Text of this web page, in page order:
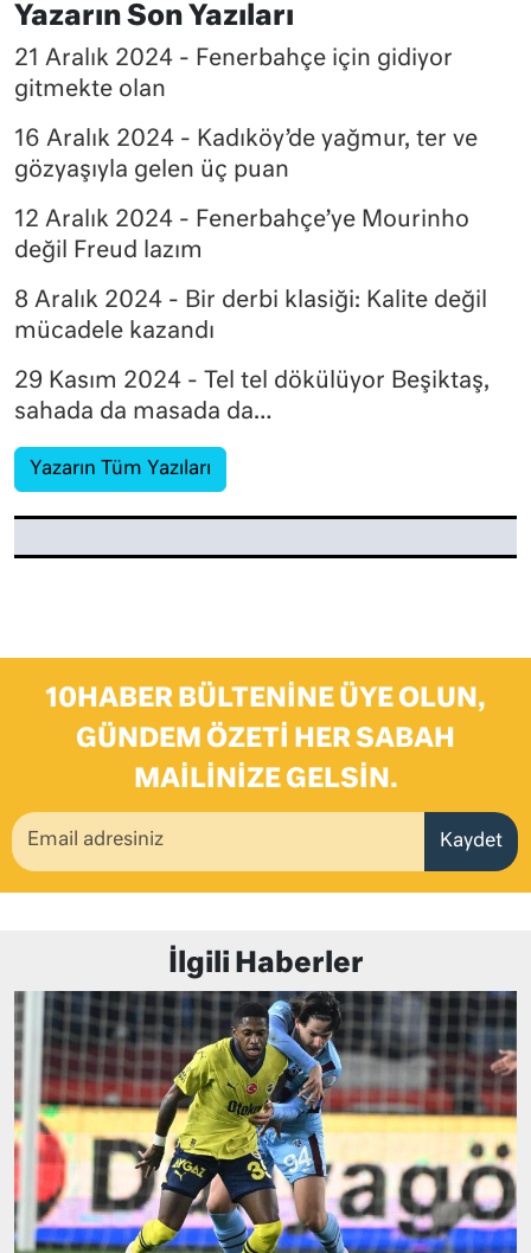
Yazarın Son Yazıları
21 Aralık 2024 - Fenerbahçe için gidiyor
gitmekte olan
16 Aralık 2024 - Kadıköy’de yağmur, ter ve
gözyaşıyla gelen üç puan
12 Aralık 2024 - Fenerbahçe’ye Mourinho
değil Freud lazım
8 Aralık 2024 - Bir derbi klasiği: Kalite değil
mücadele kazandı
29 Kasım 2024 - Tel tel dökülüyor Beşiktaş,
sahada da masada da…
Yazarın Tüm Yazıları
10HABER BÜLTENINE ÜYE OLUN,
GÜNDEM ÖZETI HER SABAH
MAILINIZE GELSIN.
Kaydet
İlgili Haberler